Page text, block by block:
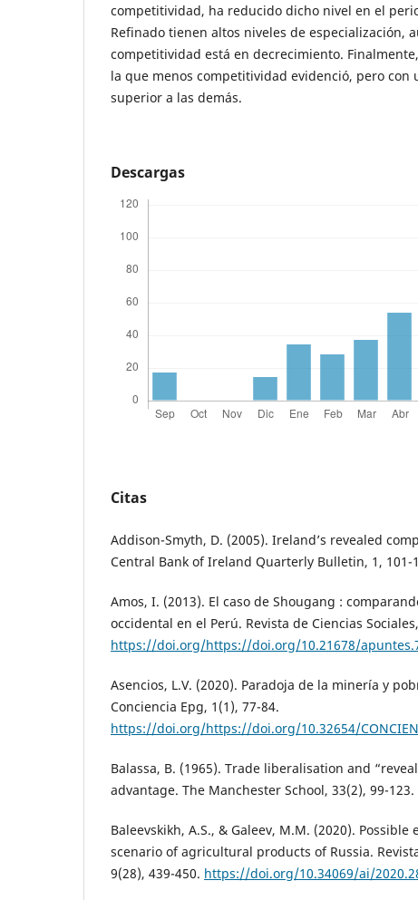
competitividad, ha reducido dicho nivel en el
Refinado tienen altos niveles de especialización,
competitividad está en decrecimiento.
la que menos competitividad evidenció, pero con
superior a las demás.
Descargas
Citas
Addison-Smyth, D. (2005). Ireland’s revealed
Central Bank of Ireland Quarterly Bulletin, 1, 101-
Amos, I. (2013). El caso de Shougang :
occidental en el Perú. Revista de Ciencias
https://doi.org/https://doi.org/10.21678/
Asencios, L.V. (2020). Paradoja de la minería y
Conciencia Epg, 1(1), 77-84.
https://doi.org/https://doi.org/10.32654/
Balassa, B. (1965). Trade liberalisation and
advantage. The Manchester School, 33(2), 99-123.
Baleevskikh, A.S., & Galeev, M.M. (2020).
scenario of agricultural products of Russia.
9(28), 439-450. https://doi.org/10.34069/ai/